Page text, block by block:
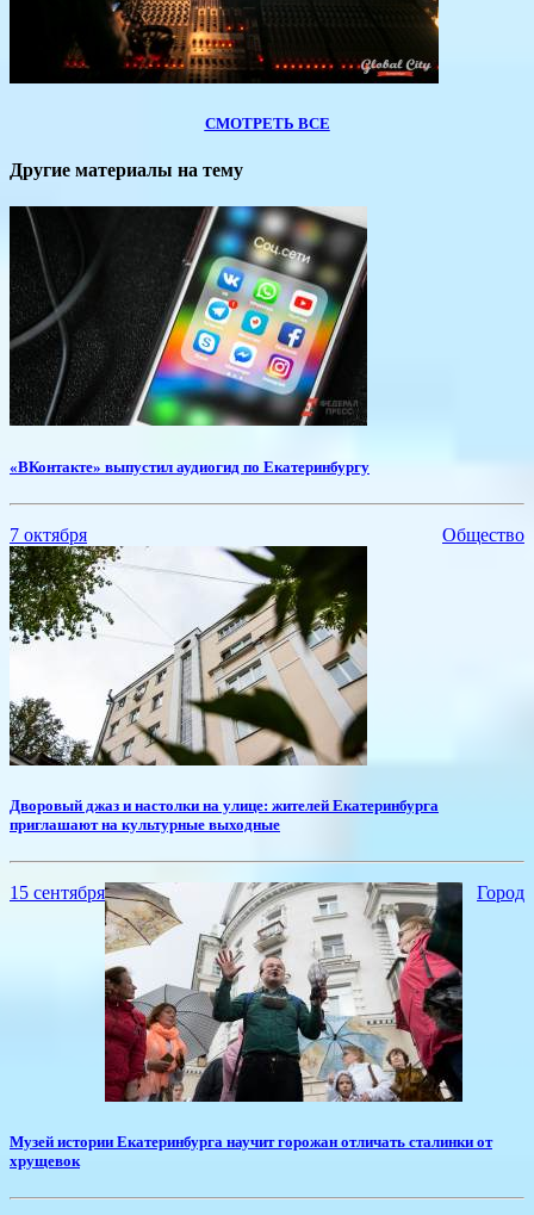
СМОТРЕТЬ ВСЕ
Другие материалы на тему
«ВКонтакте» выпустил аудиогид по Екатеринбургу
7 октября Общество
Дворовый джаз и настолки на улице: жителей Екатеринбурга
приглашают на культурные выходные
15 сентября Город
Музей истории Екатеринбурга научит горожан отличать сталинки от
хрущевок